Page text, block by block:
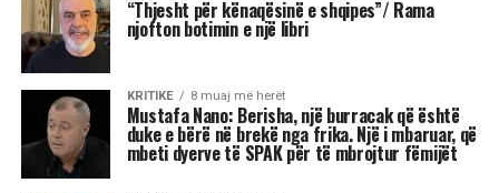
Blinken thotë se qëndron plotësisht pas
sanksioneve të vendosura nga Departamenti
Amerikan i Shtetit ndaj Berishës, duke nënvizuar
se nuk ka asnjë dyshim apo hezitim për këtë
vendim.